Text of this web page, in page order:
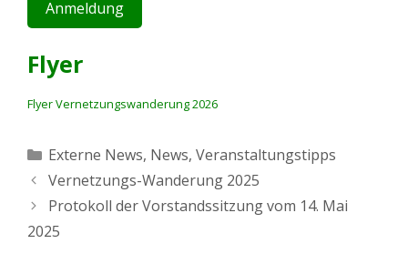
Anmeldung
Flyer
Flyer Vernetzungswanderung 2026
Kategorien
Externe News, News, Veranstaltungstipps
Vernetzungs-Wanderung 2025
Protokoll der Vorstandssitzung vom 14. Mai
2025